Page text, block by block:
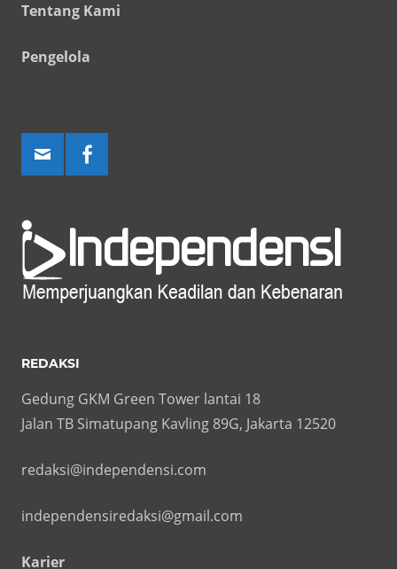
Tentang Kami
Pengelola
REDAKSI
Gedung GKM Green Tower lantai 18
Jalan TB Simatupang Kavling 89G, Jakarta 12520
redaksi@independensi.com
independensiredaksi@gmail.com
Karier